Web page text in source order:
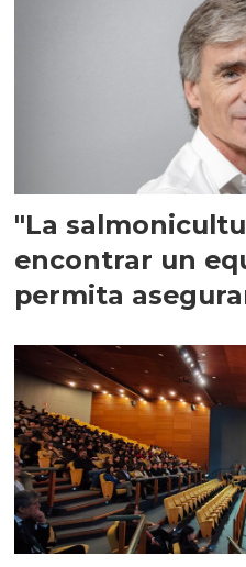
"La
encontrar un
permita